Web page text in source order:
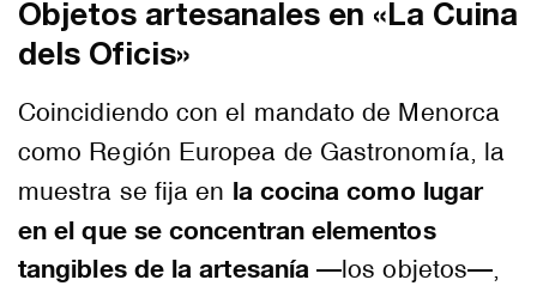
Objetos artesanales en «La Cuina
dels Oficis»
Coincidiendo con el mandato de Menorca
como Región Europea de Gastronomía, la
muestra se fija en la cocina como lugar
en el que se concentran elementos
tangibles de la artesanía —los objetos—,